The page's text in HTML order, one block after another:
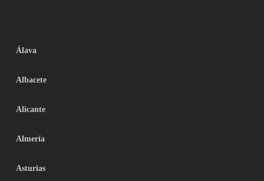
Álava
Albacete
Alicante
Almería
Asturias